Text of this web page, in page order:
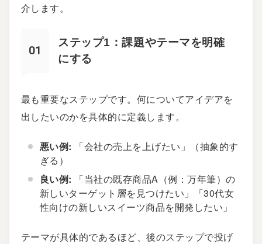
介します。
ステップ1：課題やテーマを明確
にする
最も重要なステップです。何についてアイデアを
出したいのかを具体的に定義します。
悪い例: 「会社の売上を上げたい」（抽象的す
ぎる）
良い例: 「当社の既存商品A（例：万年筆）の
新しいターゲット層を見つけたい」「30代女
性向けの新しいスイーツ商品を開発したい」
テーマが具体的であるほど、後のステップで投げ